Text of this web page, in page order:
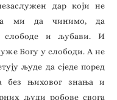
дар који не
ми да чинимо, да
слободе и љубави. И
Богу у слободи. А не
људе да сједе поред
без њиховог знања и
људи робове свога